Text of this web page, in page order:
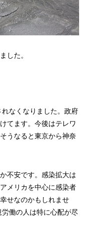
した。
なくなりました。政府
てます。今後はテレワ
うなると東京から神奈
不安です。感染拡大は
メリカを中心に感染者
せなのかもしれませ
働の人は特に心配が尽